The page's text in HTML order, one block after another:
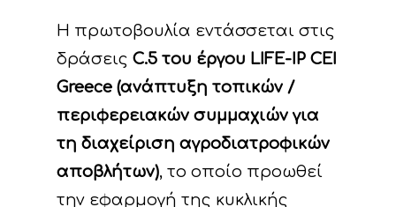
Η πρωτοβουλία εντάσσεται στις
δράσεις C.5 του έργου LIFE-IP CEI
Greece (ανάπτυξη τοπικών /
περιφερειακών συμμαχιών για
τη διαχείριση αγροδιατροφικών
αποβλήτων), το οποίο προωθεί
την εφαρμογή της κυκλικής
Παραδοτέα